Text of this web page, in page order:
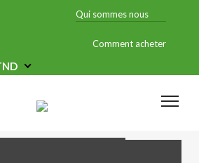
Qui sommes nous
Comment acheter